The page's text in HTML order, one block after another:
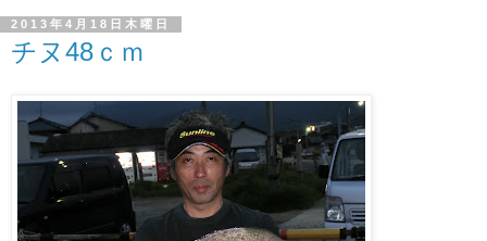
2013年4月18日木曜日
チヌ48ｃｍ